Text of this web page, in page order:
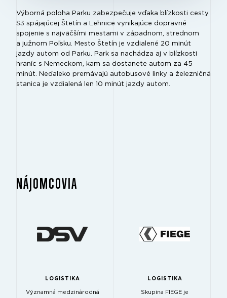
Výborná poloha Parku zabezpečuje vďaka blízkosti cesty
S3 spájajúcej Štetín a Lehnice vynikajúce dopravné
spojenie s najväčšími mestami v západnom, strednom
a južnom Poľsku. Mesto Štetín je vzdialené 20 minút
jazdy autom od Parku. Park sa nachádza aj v blízkosti
hraníc s Nemeckom, kam sa dostanete autom za 45
minút. Neďaleko premávajú autobusové linky a železničná
stanica je vzdialená len 10 minút jazdy autom.
NÁJOMCOVIA
LOGISTIKA
Významná medzinárodná
LOGISTIKA
Skupina FIEGE je